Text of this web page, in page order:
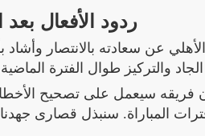
ردود الأفعال بعد
عن سعادته بالانتصار وأشاد
والتركيز طوال الفترة
سيعمل على تصحيح الأخطاء
المباراة. سنبذل قصارى